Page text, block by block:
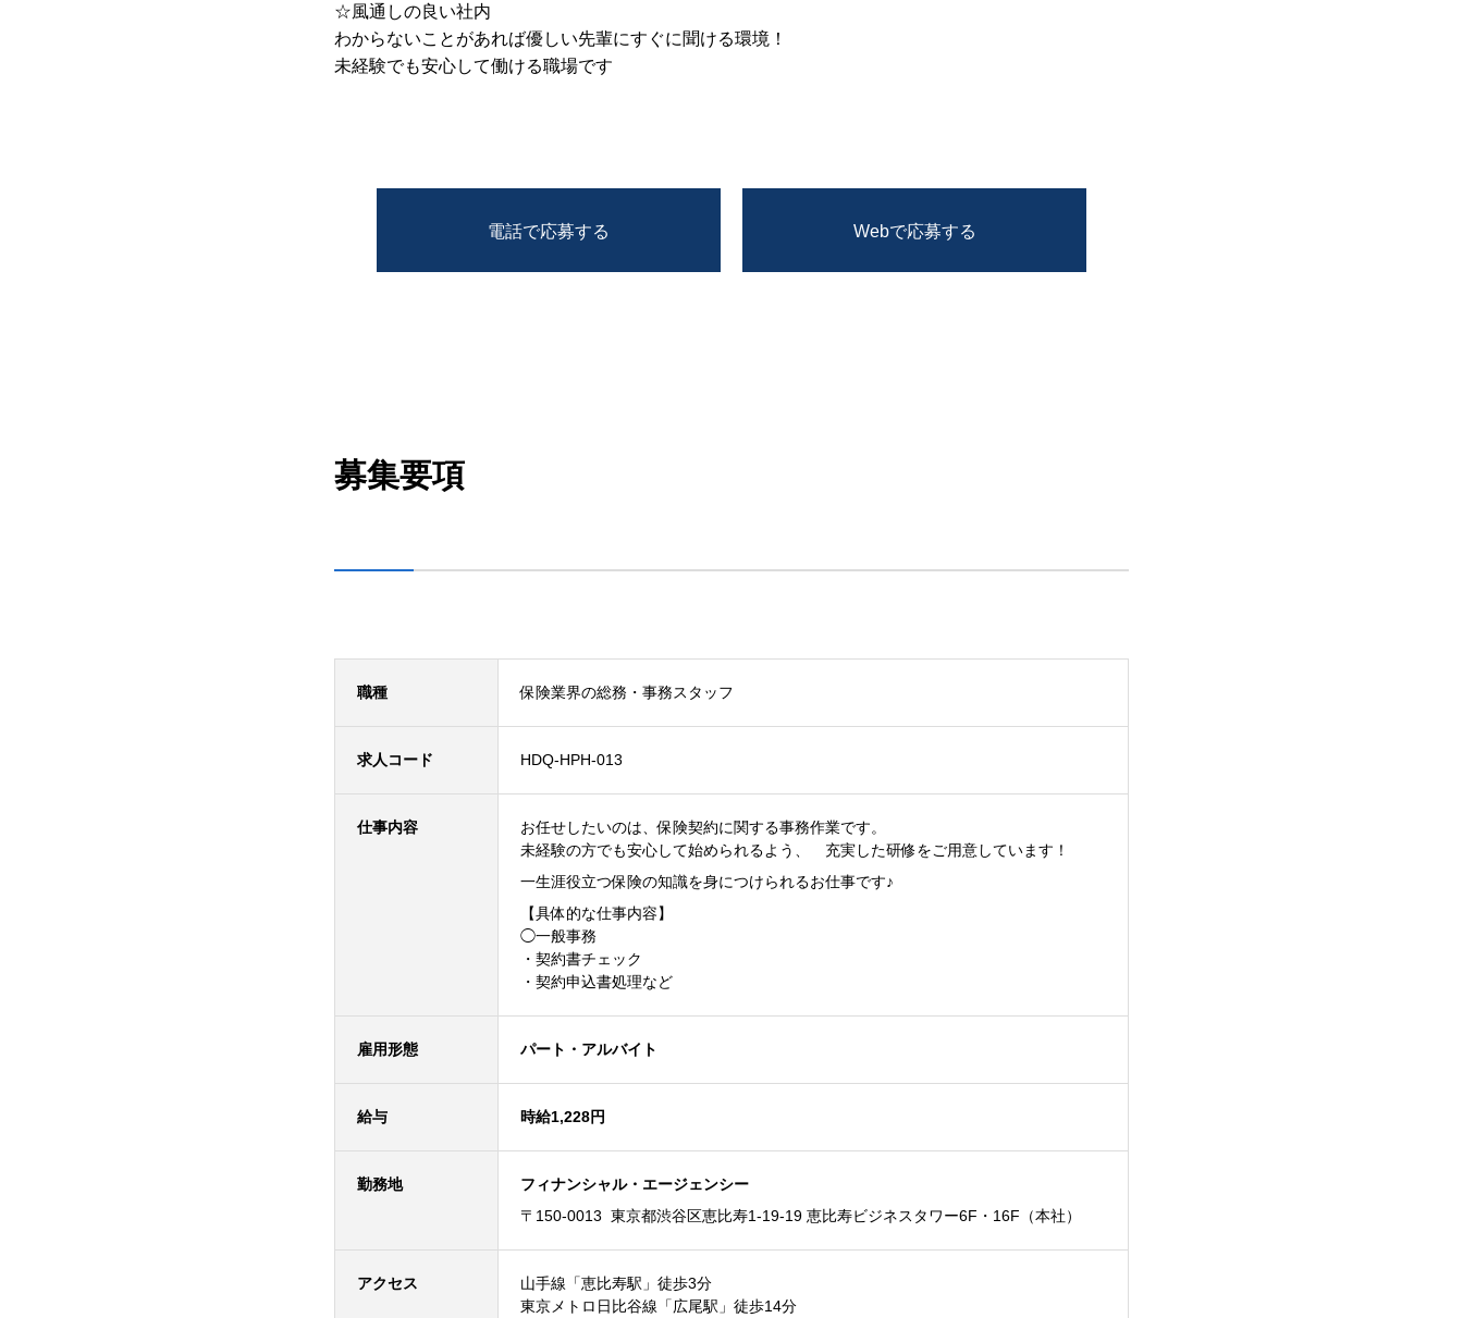
☆風通しの良い社内
わからないことがあれば優しい先輩にすぐに聞ける環境！
未経験でも安心して働ける職場です
電話で応募する Webで応募する
募集要項
職種 保険業界の総務・事務スタッフ
求人コード HDQ-HPH-013
仕事内容
お任せしたいのは、保険契約に関する事務作業です。
未経験の方でも安心して始められるよう、 充実した研修をご用意しています！
一生涯役立つ保険の知識を身につけられるお仕事です♪
【具体的な仕事内容】
◯一般事務
・契約書チェック
・契約申込書処理など
雇用形態 パート・アルバイト
給与 時給1,228円
勤務地
フィナンシャル・エージェンシー
〒150-0013 東京都渋谷区恵比寿1-19-19 恵比寿ビジネスタワー6F・16F（本社）
アクセス
山手線「恵比寿駅」徒歩3分
東京メトロ日比谷線「広尾駅」徒歩14分